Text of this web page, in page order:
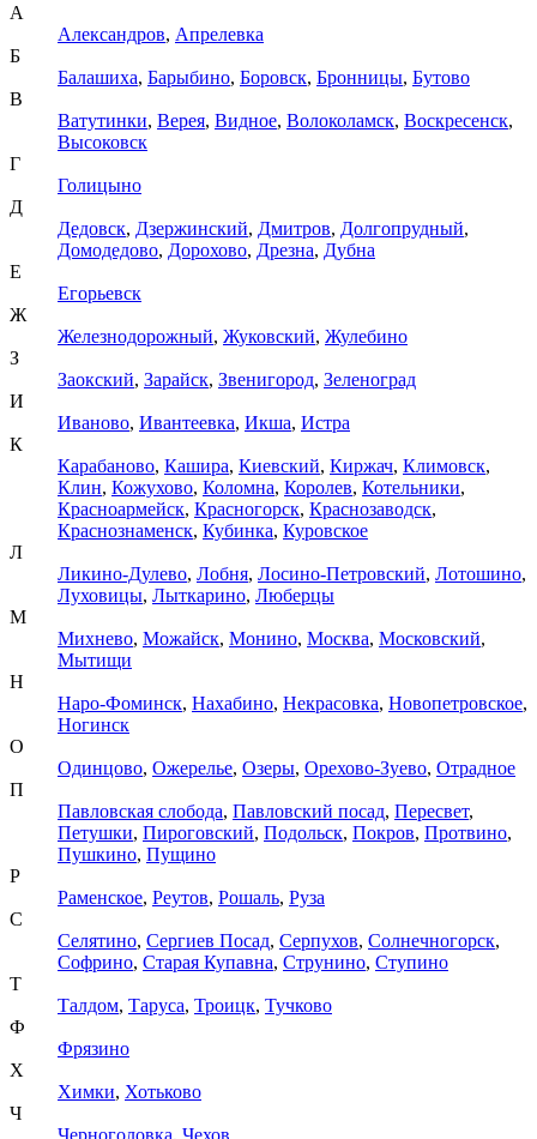
А
Александров, Апрелевка
Б
Балашиха, Барыбино, Боровск, Бронницы, Бутово
В
Ватутинки, Верея, Видное, Волоколамск, Воскресенск,
Высоковск
Г
Голицыно
Д
Дедовск, Дзержинский, Дмитров, Долгопрудный,
Домодедово, Дорохово, Дрезна, Дубна
Е
Егорьевск
Ж
Железнодорожный, Жуковский, Жулебино
З
Заокский, Зарайск, Звенигород, Зеленоград
И
Иваново, Ивантеевка, Икша, Истра
К
Карабаново, Кашира, Киевский, Киржач, Климовск,
Клин, Кожухово, Коломна, Королев, Котельники,
Красноармейск, Красногорск, Краснозаводск,
Краснознаменск, Кубинка, Куровское
Л
Ликино-Дулево, Лобня, Лосино-Петровский, Лотошино,
Луховицы, Лыткарино, Люберцы
М
Михнево, Можайск, Монино, Москва, Московский,
Мытищи
Н
Наро-Фоминск, Нахабино, Некрасовка, Новопетровское,
Ногинск
О
Одинцово, Ожерелье, Озеры, Орехово-Зуево, Отрадное
П
Павловская слобода, Павловский посад, Пересвет,
Петушки, Пироговский, Подольск, Покров, Протвино,
Пушкино, Пущино
Р
Раменское, Реутов, Рошаль, Руза
С
Селятино, Сергиев Посад, Серпухов, Солнечногорск,
Софрино, Старая Купавна, Струнино, Ступино
Т
Талдом, Таруса, Троицк, Тучково
Ф
Фрязино
Х
Химки, Хотьково
Ч
Черноголовка, Чехов